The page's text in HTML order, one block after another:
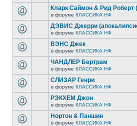
Кларк Саймон & Рид Роберт
в форуме КЛАССИКА НФ
ДЭВИС Джерри
в форуме КЛАССИКА НФ
ВЭНС Джек
в форуме КЛАССИКА НФ
ЧАНДЛЕР Бертрам
в форуме КЛАССИКА НФ
СЛИЗАР Генри
в форуме КЛАССИКА НФ
РЭКХЕМ Джон
в форуме КЛАССИКА НФ
Нортон & Паншин
в форуме КЛАССИКА НФ